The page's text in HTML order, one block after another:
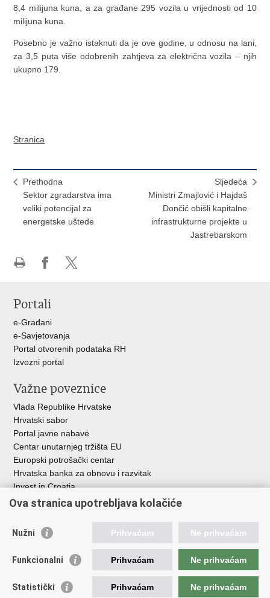
8,4 milijuna kuna, a za građane 295 vozila u vrijednosti od 10
milijuna kuna.
Posebno je važno istaknuti da je ove godine, u odnosu na lani,
za 3,5 puta više odobrenih zahtjeva za električna vozila – njih
ukupno 179.
Stranica
Prethodna
Sektor zgradarstva ima
veliki potencijal za
energetske uštede
Sljedeća
Ministri Zmajlović i Hajdaš
Dončić obišli kapitalne
infrastrukturne projekte u
Jastrebarskom
Facebooku
Portali
e-Građani
e-Savjetovanja
Portal otvorenih podataka RH
Izvozni portal
Važne poveznice
Vlada Republike Hrvatske
Hrvatski sabor
Portal javne nabave
Centar unutarnjeg tržišta EU
Europski potrošački centar
Hrvatska banka za obnovu i razvitak
Invest in Croatia
Europska banka za obnovu i razvoj
Središnja agencija za financiranje i ugovaranje
Institucije i javne ustanove u nadležnosti
Ministarstva
Agencija za ugljikovodike
Ova stranica upotrebljava kolačiće
Nužni Prihvaćam Ne prihvaćam
Funkcionalni Prihvaćam Ne prihvaćam
Statistički Prihvaćam Ne prihvaćam